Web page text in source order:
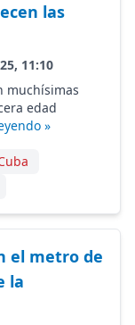
las
11:10
muchísimas
edad
»
el metro de
la